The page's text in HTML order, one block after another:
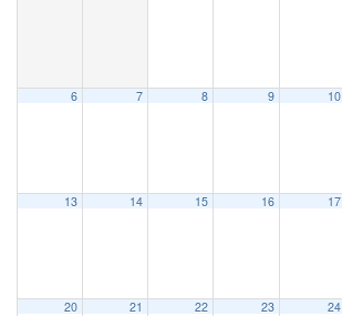
6 7 8 9 10
13 14 15 16 17
20 21 22 23 24